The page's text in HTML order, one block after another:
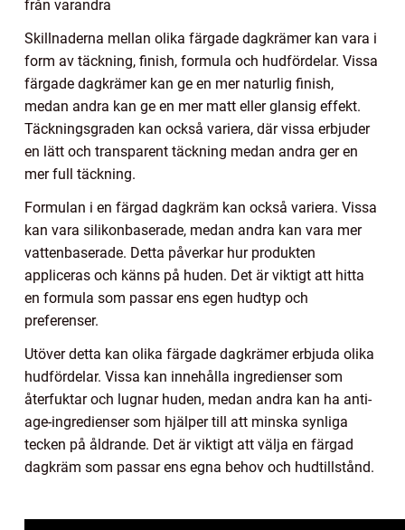
från varandra
Skillnaderna mellan olika färgade dagkrämer kan vara i
form av täckning, finish, formula och hudfördelar. Vissa
färgade dagkrämer kan ge en mer naturlig finish,
medan andra kan ge en mer matt eller glansig effekt.
Täckningsgraden kan också variera, där vissa erbjuder
en lätt och transparent täckning medan andra ger en
mer full täckning.
Formulan i en färgad dagkräm kan också variera. Vissa
kan vara silikonbaserade, medan andra kan vara mer
vattenbaserade. Detta påverkar hur produkten
appliceras och känns på huden. Det är viktigt att hitta
en formula som passar ens egen hudtyp och
preferenser.
Utöver detta kan olika färgade dagkrämer erbjuda olika
hudfördelar. Vissa kan innehålla ingredienser som
återfuktar och lugnar huden, medan andra kan ha anti-
age-ingredienser som hjälper till att minska synliga
tecken på åldrande. Det är viktigt att välja en färgad
dagkräm som passar ens egna behov och hudtillstånd.